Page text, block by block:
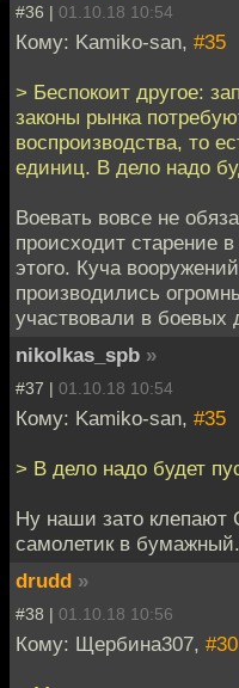
#36 | 01.10.18 10:54
Кому: Kamiko-san, #35
> Беспокоит другое:
законы рынка
воспроизводства, то
единиц. В дело надо
Воевать вовсе не
происходит старение
этого. Куча
производились
участвовали в боевых
nikolkas_spb »
#37 | 01.10.18 10:54
Кому: Kamiko-san, #35
> В дело надо будет
Ну наши зато клепают
самолетик в бумажный.
drudd »
#38 | 01.10.18 10:56
Кому: Щербина307, #30